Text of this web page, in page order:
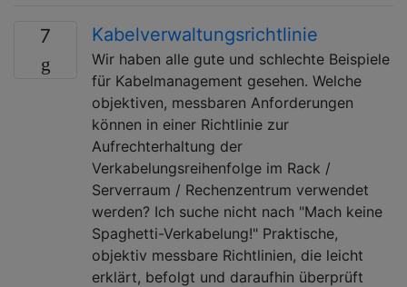
7 Kabelverwaltungsrichtlinie
Wir haben alle gute und schlechte Beispiele
für Kabelmanagement gesehen. Welche
objektiven, messbaren Anforderungen
können in einer Richtlinie zur
Aufrechterhaltung der
Verkabelungsreihenfolge im Rack /
Serverraum / Rechenzentrum verwendet
werden? Ich suche nicht nach "Mach keine
Spaghetti-Verkabelung!" Praktische,
objektiv messbare Richtlinien, die leicht
erklärt, befolgt und daraufhin überprüft